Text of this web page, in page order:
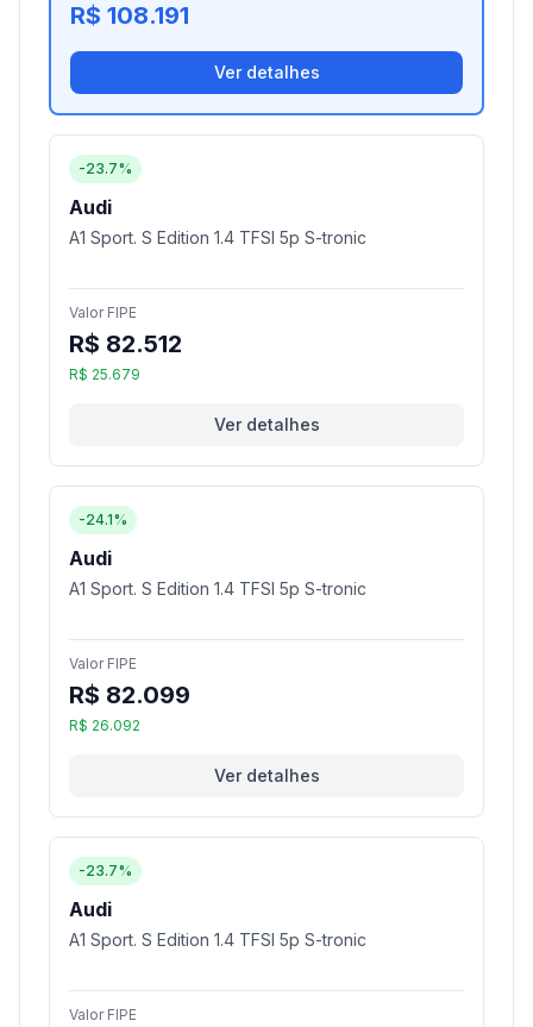
R$ 108.191
Ver detalhes
-23.7%
Audi
A1 Sport. S Edition 1.4 TFSI 5p S-tronic
Valor FIPE
R$ 82.512
R$ 25.679
Ver detalhes
-24.1%
Audi
A1 Sport. S Edition 1.4 TFSI 5p S-tronic
Valor FIPE
R$ 82.099
R$ 26.092
Ver detalhes
-23.7%
Audi
A1 Sport. S Edition 1.4 TFSI 5p S-tronic
Valor FIPE